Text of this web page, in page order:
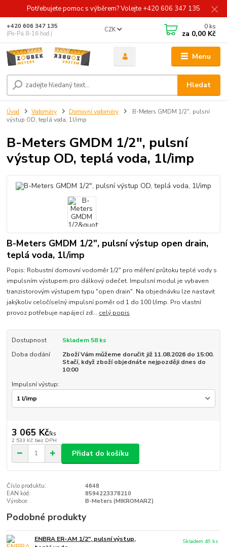
Potřebujete pomoc s výběrem? Volejte +420 606 347 135
Menu
CZK
Hledat
+420 606 347 135
(Po-Pá 8-16 hod.)
0 ks
za 0,00 Kč
Úvod Vodoměry Domovní vodoměry
B-Meters GMDM 1/2", pulsní
výstup OD, teplá voda, 1l/imp
B-Meters GMDM 1/2", pulsní
výstup OD, teplá voda, 1l/imp
B-Meters GMDM 1/2", pulsní výstup open drain,
teplá voda, 1l/imp
Popis: Robustní domovní vodoměr 1/2" pro měření průtoku teplé vody s
impulsním výstupem pro dálkový odečet. Impulsní modul je vybaven
tranzistorovým výstupem typu "open drain". Na objednávku lze nastavit
jakýkoliv celočíselný impulsní poměr od 1 do 100 l/imp. Pro vlastní
provoz potřebuje napájecí zd... celý popis
Dostupnost
Skladem 58 ks
Doba dodání
Zboží Vám můžeme doručit již 11.08.2026 do 15:00.
Stačí, když zboží objednáte nejpozději dnes do
10:00
Impulsní výstup:
3 065 Kč/ks
2 533 Kč bez DPH
Přidat do košíku
Číslo produktu:
4648
EAN kód:
8594223378210
Výrobce:
B-Meters (MIKROMARZ)
Podobné produkty
ENBRA ER-AM 1/2", pulsní výstup,
Skladem 49 ks